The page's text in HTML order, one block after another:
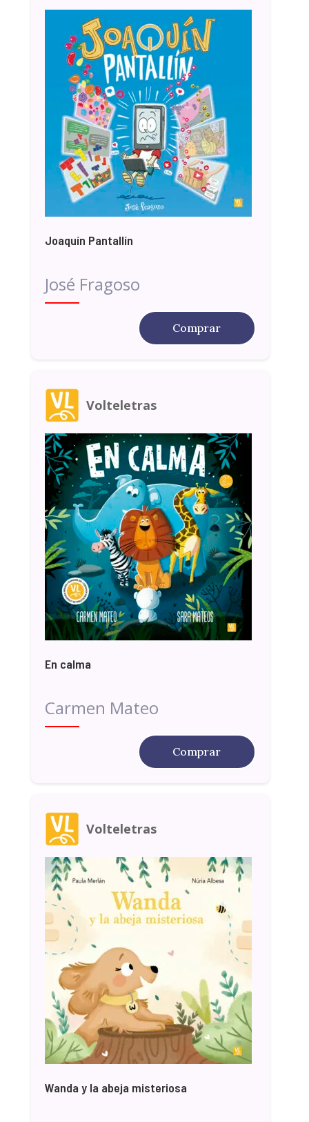
Joaquín Pantallín
José Fragoso
Comprar
Volteletras
En calma
Carmen Mateo
Comprar
Volteletras
Wanda y la abeja misteriosa